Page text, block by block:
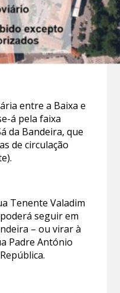
entre a Baixa e
á pela faixa
da Bandeira, que
de circulação
Tenente Valadim
seguir em
– ou virar à
Padre António